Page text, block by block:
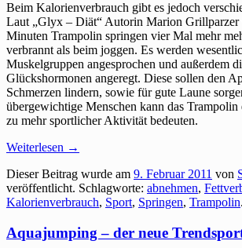
Beim Kalorienverbrauch gibt es jedoch
Laut „Glyx – Diät“ Autorin Marion Grillparzer
Minuten Trampolin springen vier Mal mehr
verbrannt als beim joggen. Es werden
Muskelgruppen angesprochen und außerdem
Glückshormonen angeregt. Diese sollen den
Schmerzen lindern, sowie für gute Laune
übergewichtige Menschen kann das Trampolin
zu mehr sportlicher Aktivität bedeuten.
Weiterlesen →
Dieser Beitrag wurde am 9. Februar 2011 von
veröffentlicht. Schlagworte: abnehmen,
Kalorienverbrauch, Sport, Springen, Trampolin.
Aquajumping – der neue